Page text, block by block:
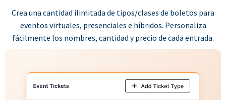
Crea una cantidad ilimitada de tipos/clases de boletos para
eventos virtuales, presenciales e híbridos. Personaliza
fácilmente los nombres, cantidad y precio de cada entrada.